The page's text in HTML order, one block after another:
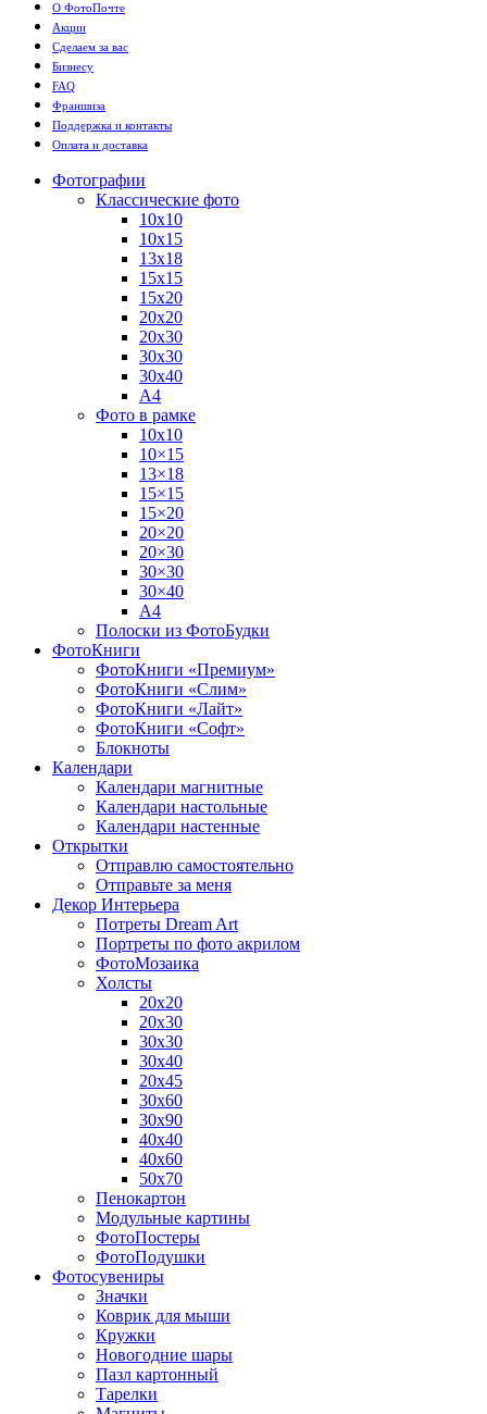
О ФотоПочте
Акции
Сделаем за вас
Бизнесу
FAQ
Франшиза
Поддержка и контакты
Оплата и доставка
Фотографии
Классические фото
10х10
10х15
13х18
15х15
15х20
20х20
20х30
30х30
30х40
А4
Фото в рамке
10х10
10×15
13×18
15×15
15×20
20×20
20×30
30×30
30×40
A4
Полоски из ФотоБудки
ФотоКниги
ФотоКниги «Премиум»
ФотоКниги «Слим»
ФотоКниги «Лайт»
ФотоКниги «Софт»
Блокноты
Календари
Календари магнитные
Календари настольные
Календари настенные
Открытки
Отправлю самостоятельно
Отправьте за меня
Декор Интерьера
Потреты Dream Art
Портреты по фото акрилом
ФотоМозаика
Холсты
20х20
20х30
30х30
30х40
20х45
30х60
30х90
40х40
40х60
50х70
Пенокартон
Модульные картины
ФотоПостеры
ФотоПодушки
Фотоcувениры
Значки
Коврик для мыши
Кружки
Новогодние шары
Пазл картонный
Тарелки